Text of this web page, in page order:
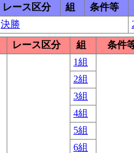
レース区分 組
条件等
決勝
レース区分 組
条件
1組
2組
3組
4組
5組
6組